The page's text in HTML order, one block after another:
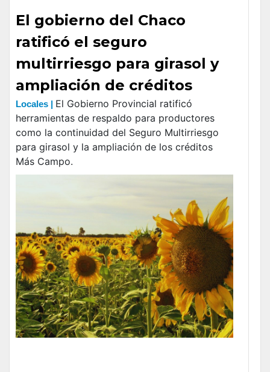
El gobierno del Chaco
ratificó el seguro
multirriesgo para girasol y
ampliación de créditos
Locales | El Gobierno Provincial ratificó
herramientas de respaldo para productores
como la continuidad del Seguro Multirriesgo
para girasol y la ampliación de los créditos
Más Campo.